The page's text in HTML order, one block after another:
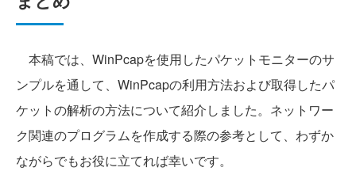
本稿では、WinPcapを使用したパケットモニターのサ
ンプルを通して、WinPcapの利用方法および取得したパ
ケットの解析の方法について紹介しました。ネットワー
ク関連のプログラムを作成する際の参考として、わずか
ながらでもお役に立てれば幸いです。